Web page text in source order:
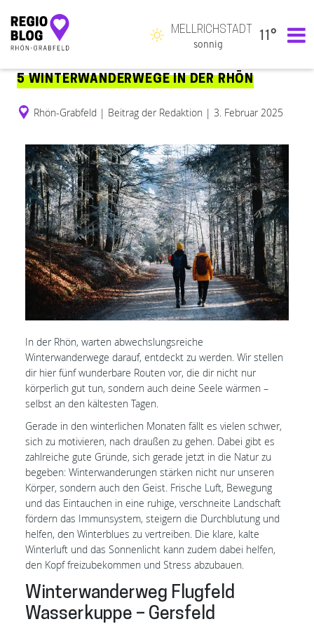
Hauptnavigation
MELLRICHSTADT
sonnig
11°
5 WINTERWANDERWEGE IN DER RHÖN
Rhön-Grabfeld | Beitrag der Redaktion | 3. Februar 2025
In der Rhön, warten abwechslungsreiche
Winterwanderwege darauf, entdeckt zu werden. Wir stellen
dir hier fünf wunderbare Routen vor, die dir nicht nur
körperlich gut tun, sondern auch deine Seele wärmen –
selbst an den kältesten Tagen.
Gerade in den winterlichen Monaten fällt es vielen schwer,
sich zu motivieren, nach draußen zu gehen. Dabei gibt es
zahlreiche gute Gründe, sich gerade jetzt in die Natur zu
begeben: Winterwanderungen stärken nicht nur unseren
Körper, sondern auch den Geist. Frische Luft, Bewegung
und das Eintauchen in eine ruhige, verschneite Landschaft
fördern das Immunsystem, steigern die Durchblutung und
helfen, den Winterblues zu vertreiben. Die klare, kalte
Winterluft und das Sonnenlicht kann zudem dabei helfen,
den Kopf freizubekommen und Stress abzubauen.
Winterwanderweg Flugfeld
Wasserkuppe – Gersfeld